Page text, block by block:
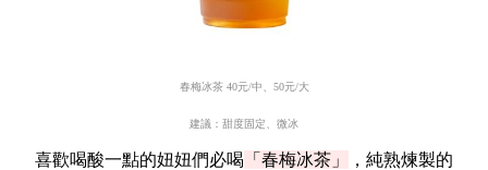
春梅冰茶40元/中、 50元/大
建議：甜度固定、微冰
喜歡喝酸一點的妞妞們必喝 「春梅冰茶」
，純熟煉製的